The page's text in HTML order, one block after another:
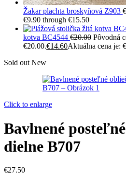
Žakar plachta broskyňová Z903 €
€9.90 through €15.50
kotva BC4544 €20.00 Pôvodná
€20.00.€14.60Aktuálna cena je:
Sold out New
Click to enlarge
Bavlnené
dielne B707
€27.50